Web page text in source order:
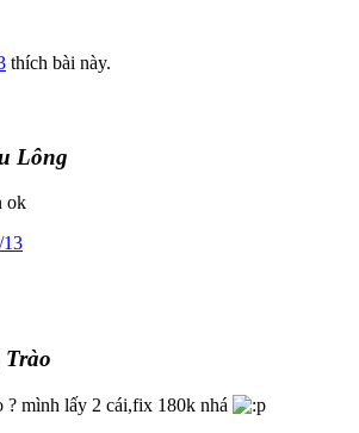
thích bài này.
Lông
ok
13
? mình lấy 2 cái,fix 180k nhá